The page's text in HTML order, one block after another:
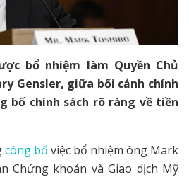
bổ nhiệm làm Quyền Chủ
Gensler, giữa bối cảnh chính
bố chính sách rõ ràng về tiền
công bố việc bổ nhiệm ông Mark
Chứng khoán và Giao dịch Mỹ